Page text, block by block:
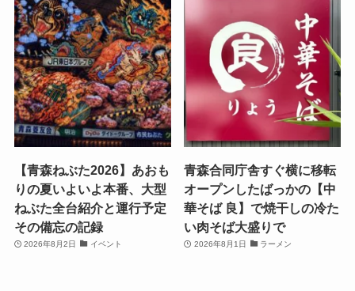
【青森ねぶた2026】あおも
りの夏いよいよ本番、大型
ねぶた全台紹介と運行予定
その備忘の記録
2026年8月2日 イベント
青森合同庁舎すぐ横に移転
オープンしたばっかの【中
華そば 良】で焼干しの冷た
い肉そば大盛りで
2026年8月1日 ラーメン